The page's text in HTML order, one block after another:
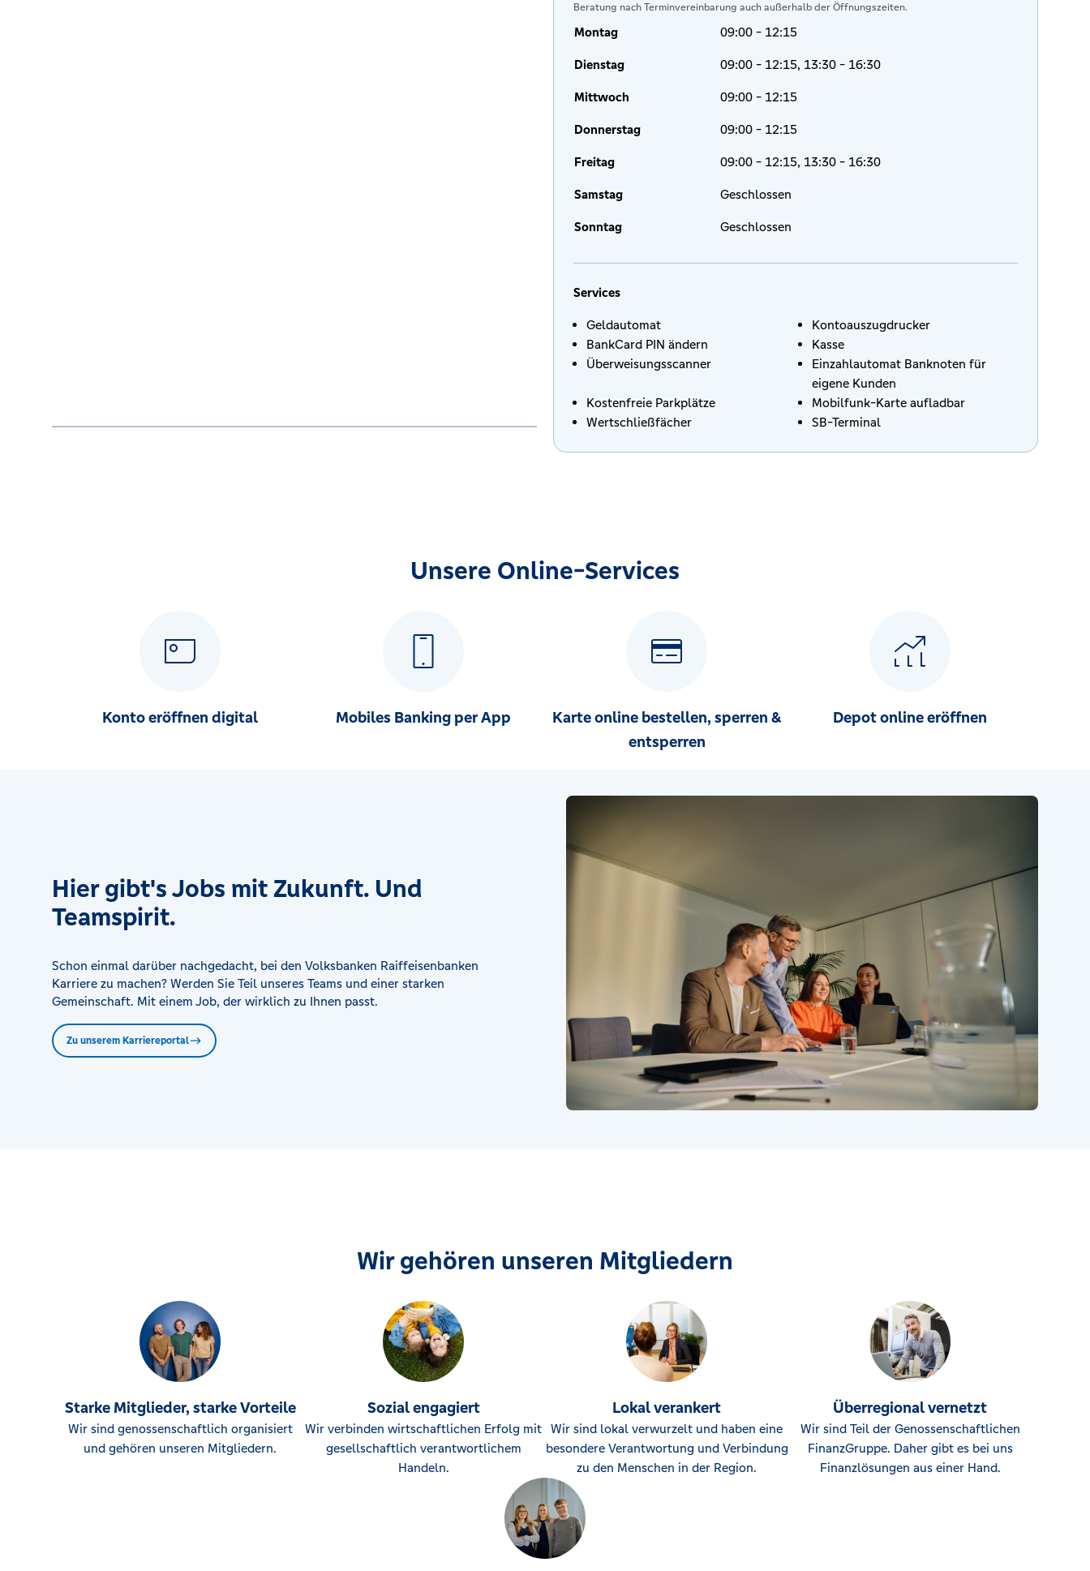
Beratung nach Terminvereinbarung auch außerhalb der Öffnungszeiten.
Montag 09:00 - 12:15
Dienstag 09:00 - 12:15, 13:30 - 16:30
Mittwoch 09:00 - 12:15
Donnerstag 09:00 - 12:15
Freitag 09:00 - 12:15, 13:30 - 16:30
Samstag Geschlossen
Sonntag Geschlossen
Services
Geldautomat
Kontoauszugdrucker
BankCard PIN ändern
Kasse
Überweisungsscanner
Einzahlautomat Banknoten für
eigene Kunden
Kostenfreie Parkplätze
Mobilfunk-Karte aufladbar
Wertschließfächer
SB-Terminal
Unsere Online-Services
Konto eröffnen digital Mobiles Banking per App
Karte online bestellen, sperren &
entsperren
Depot online eröffnen
Hier gibt's Jobs mit Zukunft. Und
Teamspirit.
Schon einmal darüber nachgedacht, bei den Volksbanken Raiffeisenbanken
Karriere zu machen? Werden Sie Teil unseres Teams und einer starken
Gemeinschaft. Mit einem Job, der wirklich zu Ihnen passt.
Zu unserem Karriereportal
Wir gehören unseren Mitgliedern
Starke Mitglieder, starke Vorteile
Wir sind genossenschaftlich organisiert
und gehören unseren Mitgliedern.
Sozial engagiert
Wir verbinden wirtschaftlichen Erfolg mit
gesellschaftlich verantwortlichem
Handeln.
Lokal verankert
Wir sind lokal verwurzelt und haben eine
besondere Verantwortung und Verbindung
zu den Menschen in der Region.
Überregional vernetzt
Wir sind Teil der Genossenschaftlichen
FinanzGruppe. Daher gibt es bei uns
Finanzlösungen aus einer Hand.